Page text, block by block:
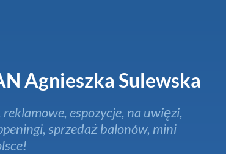
Agnieszka Sulewska
espozycje, na uwięzi,
sprzedaż balonów, mini